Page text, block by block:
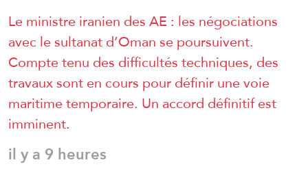
Le ministre iranien des AE : les négociations
avec le sultanat d’Oman se poursuivent.
Compte tenu des difficultés techniques, des
travaux sont en cours pour définir une voie
maritime temporaire. Un accord définitif est
imminent.
il y a 9 heures